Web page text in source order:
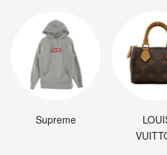
Supreme